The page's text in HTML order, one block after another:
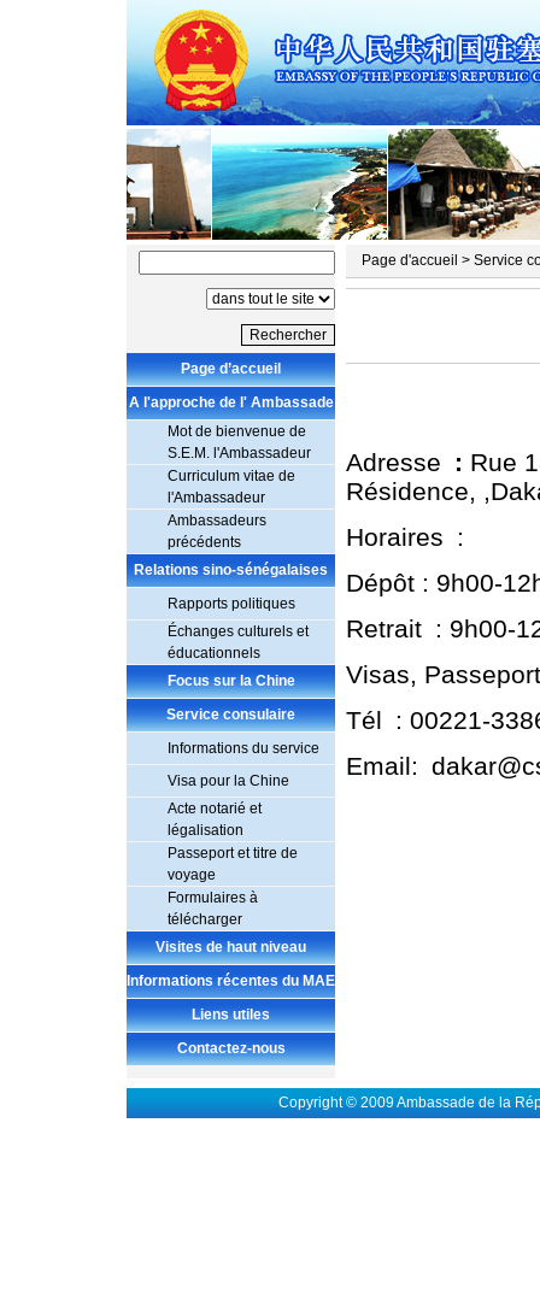
Page d’accueil
A l'approche de l' Ambassade
Mot de bienvenue de
S.E.M. l'Ambassadeur
Curriculum vitae de
l'Ambassadeur
Ambassadeurs
précédents
Relations sino-sénégalaises
Rapports politiques
Échanges culturels et
éducationnels
Focus sur la Chine
Service consulaire
Informations du service
Visa pour la Chine
Acte notarié et
légalisation
Passeport et titre de
voyage
Formulaires à
télécharger
Visites de haut niveau
Informations récentes du MAE
Liens utiles
Contactez-nous
Page d'accueil > Service
Adresse : Rue
Résidence,
Horaires :
Dépôt : 9h00-
Retrait : 9h00-
Visas,
Tél
: 00221-
Email:
Copyright © 2009 Ambassade de la